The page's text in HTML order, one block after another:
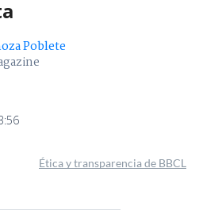
Poblete
Ética y transparencia de BBCL